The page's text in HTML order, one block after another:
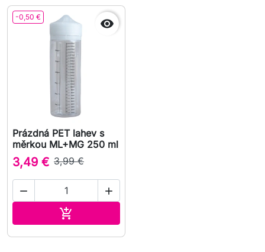
-0,50 € 
Prázdná PET lahev s
měrkou ML+MG 250 ml
3,49 € 3,99 €
 
